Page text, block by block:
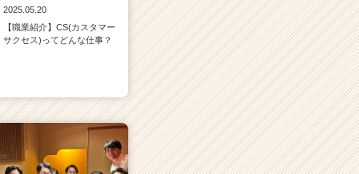
2025.05.20
【職業紹介】CS(カスタマー
サクセス)ってどんな仕事？